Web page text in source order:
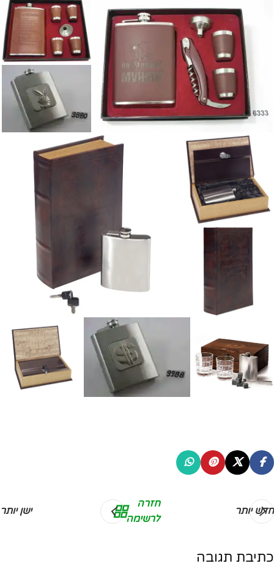
חדש יותר
חזרה
לרשימה
ישן יותר
כתיבת תגובה